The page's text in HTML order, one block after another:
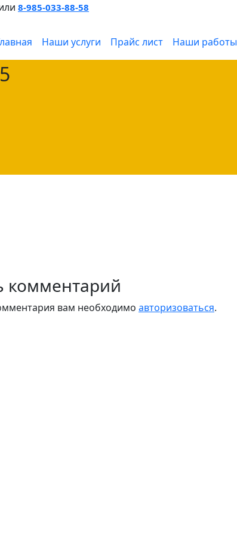
8-985-033-88-58
Наши услуги Прайс лист Наши работы
комментарий
вам необходимо авторизоваться.